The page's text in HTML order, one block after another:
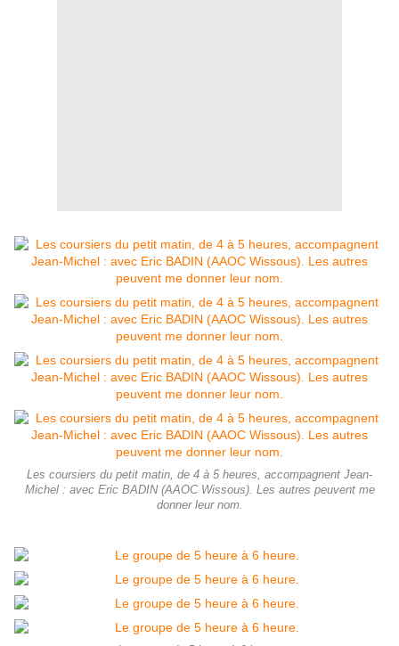
Les coursiers du petit matin, de 4 à 5 heures, accompagnent Jean-
Michel : avec Eric BADIN (AAOC Wissous). Les autres peuvent me
donner leur nom.